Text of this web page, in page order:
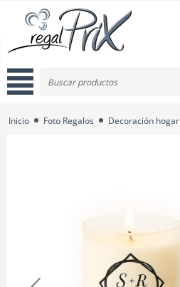
Inicio Foto Regalos Decoración hogar